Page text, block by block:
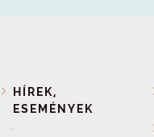
HÍREK,
ESEMÉNYEK